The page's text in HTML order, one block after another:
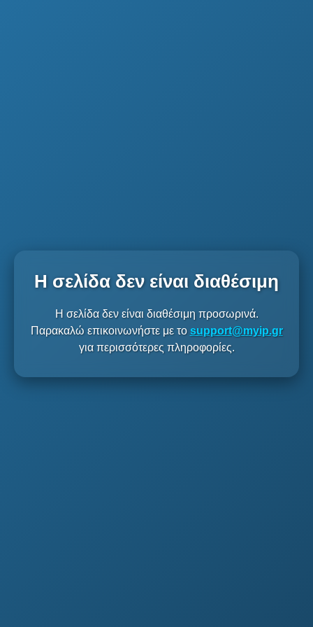
Η σελίδα δεν είναι διαθέσιμη
Η σελίδα δεν είναι διαθέσιμη προσωρινά.
Παρακαλώ επικοινωνήστε με το support@myip.gr
για περισσότερες πληροφορίες.